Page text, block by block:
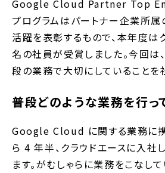
Google Cloud Partner Top
プログラムはパートナー企業所
活躍を表彰するもので、本年度は
名の社員が受賞しました。今回は
段の業務で大切にしていることを
普段どのような業務を行っ
Google Cloud に関する業務に
ら 4 年半、クラウドエースに入社
ます。がむしゃらに業務をこなし